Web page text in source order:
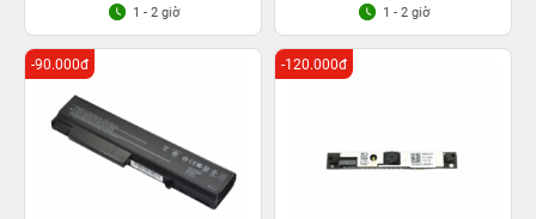
1 - 2 giờ 1 - 2 giờ
-90.000đ -120.000đ